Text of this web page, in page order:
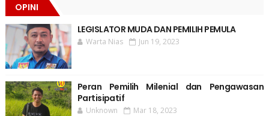
OPINI
LEGISLATOR MUDA DAN PEMILIH PEMULA
Warta Nias Jun 19, 2023
Peran Pemilih Milenial dan Pengawasan
Partisipatif
Unknown Mar 18, 2023